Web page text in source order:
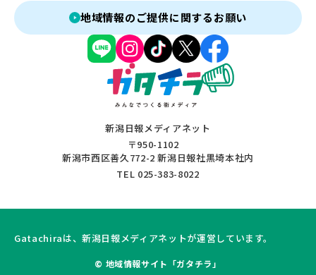
新潟日報メディアネット
〒950-1102
新潟市西区善久772-2 新潟日報社黒埼本社内
TEL 025-383-8022
地域情報のご提供に関するお願い
Gatachiraは、新潟日報メディアネットが運営しています。
© 地域情報サイト「ガタチラ」